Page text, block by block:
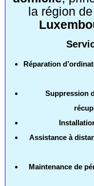
la région de
Réparation
Suppression
Assistance à
Maintenance de